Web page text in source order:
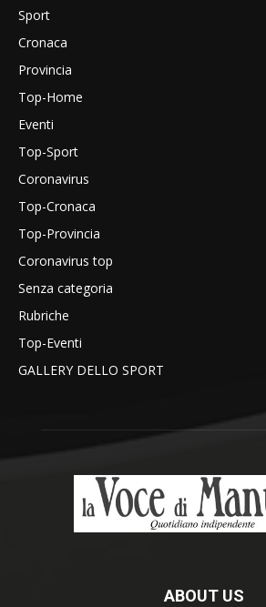
Sport
Cronaca
Provincia
Top-Home
Eventi
Top-Sport
Coronavirus
Top-Cronaca
Top-Provincia
Coronavirus top
Senza categoria
Rubriche
Top-Eventi
GALLERY DELLO SPORT
ABOUT US